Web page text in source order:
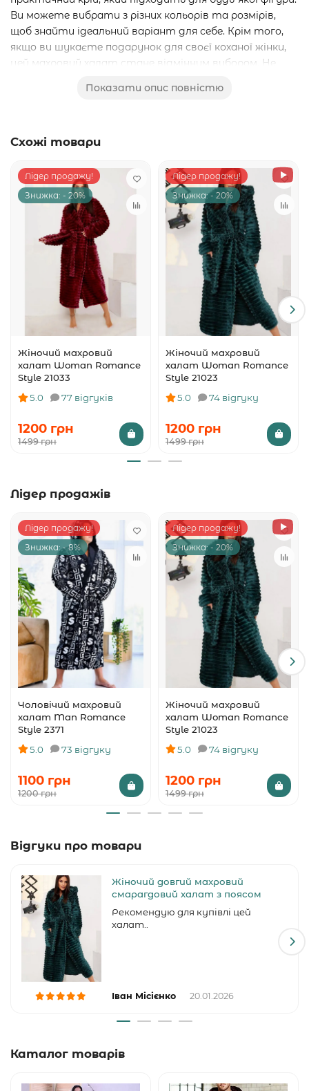
Ви можете вибрати з різних кольорів та розмірів,
щоб знайти ідеальний варіант для себе. Крім того,
якщо ви шукаєте подарунок для своєї коханої жінки,
цей махровий халат стане відмінним вибором. Не
жіночий халат Woman Romance Style 2109 вже
Показати опис повністю
Схожі товари
Лідер продажу!
Знижка: - 20%
Жіночий махровий
халат Woman Romance
Style 21033
5.0
77 відгуків
1200 грн
1499 грн
Лідер продажу!
Знижка: - 20%
Жіночий махровий
халат Woman Romance
Style 21023
5.0
74 відгуку
1200 грн
1499 грн
Лідер продажів
Лідер продажу!
Знижка: - 8%
Чоловічий махровий
халат Man Romance
Style 2371
5.0
73 відгуку
1100 грн
1200 грн
Лідер продажу!
Знижка: - 20%
Жіночий махровий
халат Woman Romance
Style 21023
5.0
74 відгуку
1200 грн
1499 грн
Відгуки про товари
Жіночий довгий махровий
смарагдовий халат з поясом
Рекомендую для купівлі цей
халат..
Іван Місієнко 20.01.2026
Каталог товарів